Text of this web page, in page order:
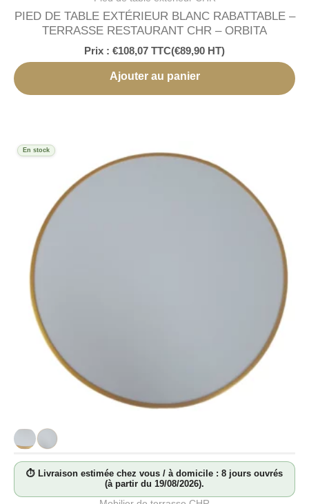
PIED DE TABLE EXTÉRIEUR BLANC RABATTABLE –
TERRASSE RESTAURANT CHR – ORBITA
Prix : €108,07 TTC(€89,90 HT)
Ajouter au panier
⏱ Livraison estimée chez vous / à domicile : 8 jours ouvrés
(à partir du 19/08/2026).
En stock